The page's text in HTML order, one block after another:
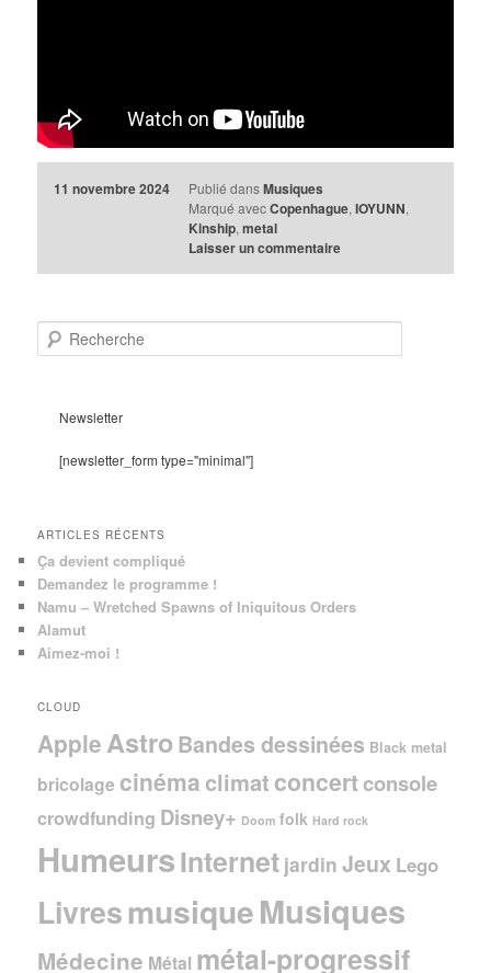
11 novembre 2024 Publié dans Musiques
Marqué avec Copenhague, IOYUNN,
Kinship, metal
Laisser un commentaire
e
Newsletter
[newsletter_form type="minimal"]
ARTICLES RÉCENTS
Ça devient compliqué
Demandez le programme !
Namu – Wretched Spawns of Iniquitous Orders
Alamut
Aimez-moi !
CLOUD
Apple AstroBandes dessinées Black metal
bricolage cinéma climat concertconsole
crowdfunding Disney+ Doom folk Hard rock
HumeursInternet jardin Jeux Lego
LivresmusiqueMusiques
Médecine Métal métal-progressif